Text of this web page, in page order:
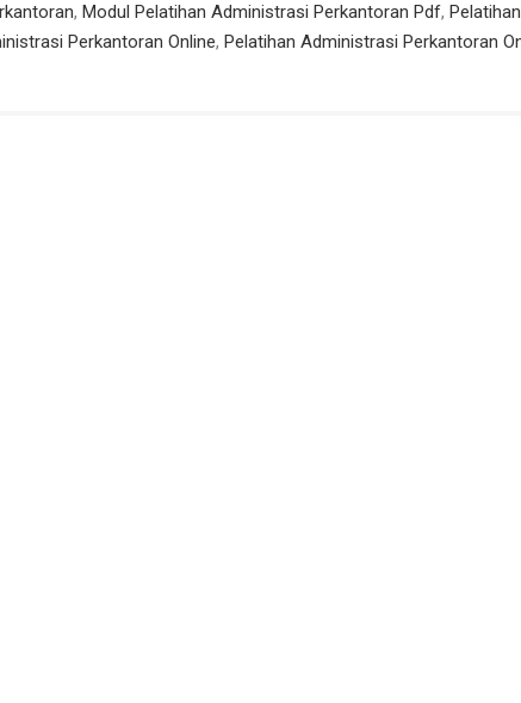
, Modul Pelatihan Administrasi Perkantoran Pdf,
Perkantoran Online, Pelatihan Administrasi Perkantoran